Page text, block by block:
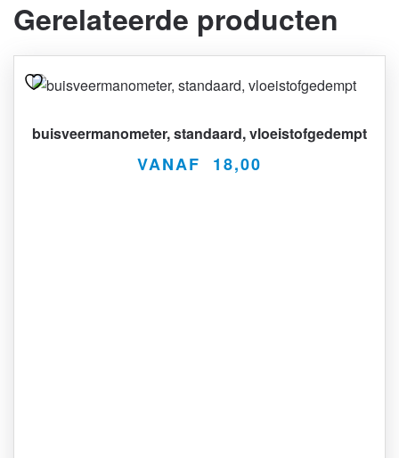
Gerelateerde producten
buisveermanometer, standaard, vloeistofgedempt
VANAF 18,00
Dit
heeft
meerdere
variaties.